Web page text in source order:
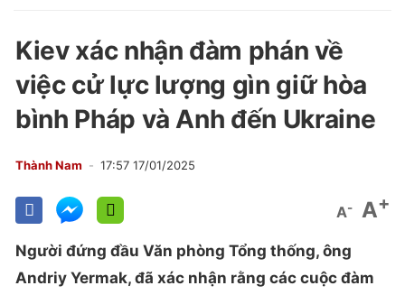
Kiev xác nhận đàm phán về
việc cử lực lượng gìn giữ hòa
bình Pháp và Anh đến Ukraine
Thành Nam 17:57 17/01/2025
A- A+
Người đứng đầu Văn phòng Tổng thống, ông
Andriy Yermak, đã xác nhận rằng các cuộc đàm